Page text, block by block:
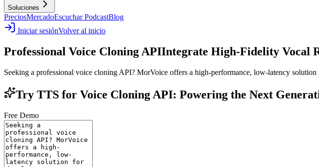
Soluciones
PreciosMercadoEscuchar PodcastBlog
Iniciar sesiónVolver al inicio
Professional Voice Cloning APIIntegrate High-Fidelity Vocal
Seeking a professional voice cloning API? MorVoice offers a high-performance, low-latency
Try TTS for Voice Cloning API: Powering the Next
Free Demo